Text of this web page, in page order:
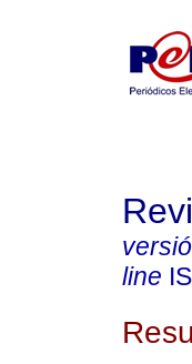
line